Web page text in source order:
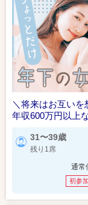
＼将来はお互い
年収600万円以上
31〜39歳
残り1席
通常
初参加